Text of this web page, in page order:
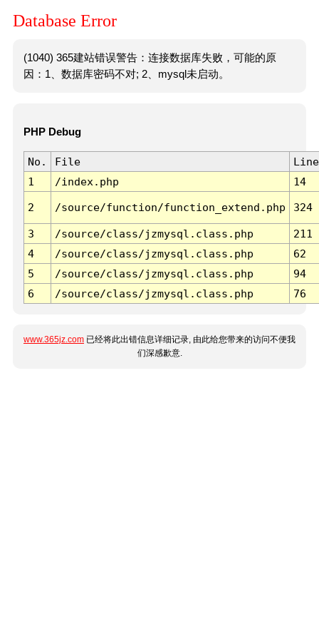
Database Error
(1040) 365建站错误警告：连接数据库失败，可能的原
因：1、数据库密码不对; 2、mysql未启动。
PHP Debug
No. File
Line
1
/index.php 14
2 /source/function/function_extend.php 324
3 /source/class/jzmysql.class.php
211
4
/source/class/jzmysql.class.php
62
5
/source/class/jzmysql.class.php
94
6
/source/class/jzmysql.class.php 76
www.365jz.com 已经将此出错信息详细记录, 由此给您带来的访问不便我
们深感歉意.